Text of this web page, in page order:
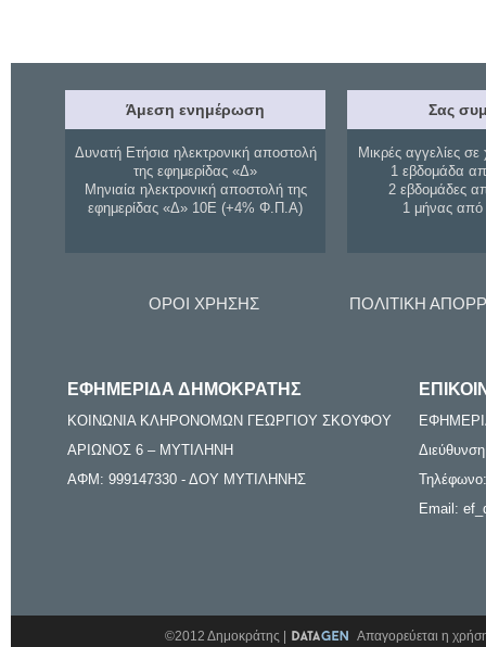
Άμεση ενημέρωση
Δυνατή Ετήσια ηλεκτρονική αποστολή
της εφημερίδας «Δ»
Μηνιαία ηλεκτρονική αποστολή της
εφημερίδας «Δ» 10Ε (+4% Φ.Π.Α)
Σας
Μικρές αγγελίες σε
1 εβδομάδα
2 εβδομάδες
1 μήνας
ΟΡΟΙ ΧΡΗΣΗΣ ΠΟΛΙΤΙΚΗ
ΕΦΗΜΕΡΙΔΑ ΔΗΜΟΚΡΑΤΗΣ
ΚΟΙΝΩΝΙΑ ΚΛΗΡΟΝΟΜΩΝ ΓΕΩΡΓΙΟΥ ΣΚΟΥΦΟΥ
ΑΡΙΩΝΟΣ 6 – ΜΥΤΙΛΗΝΗ
ΑΦΜ: 999147330 - ΔΟΥ ΜΥΤΙΛΗΝΗΣ
Email:
©2012 Δημοκράτης | Απαγορεύεται η